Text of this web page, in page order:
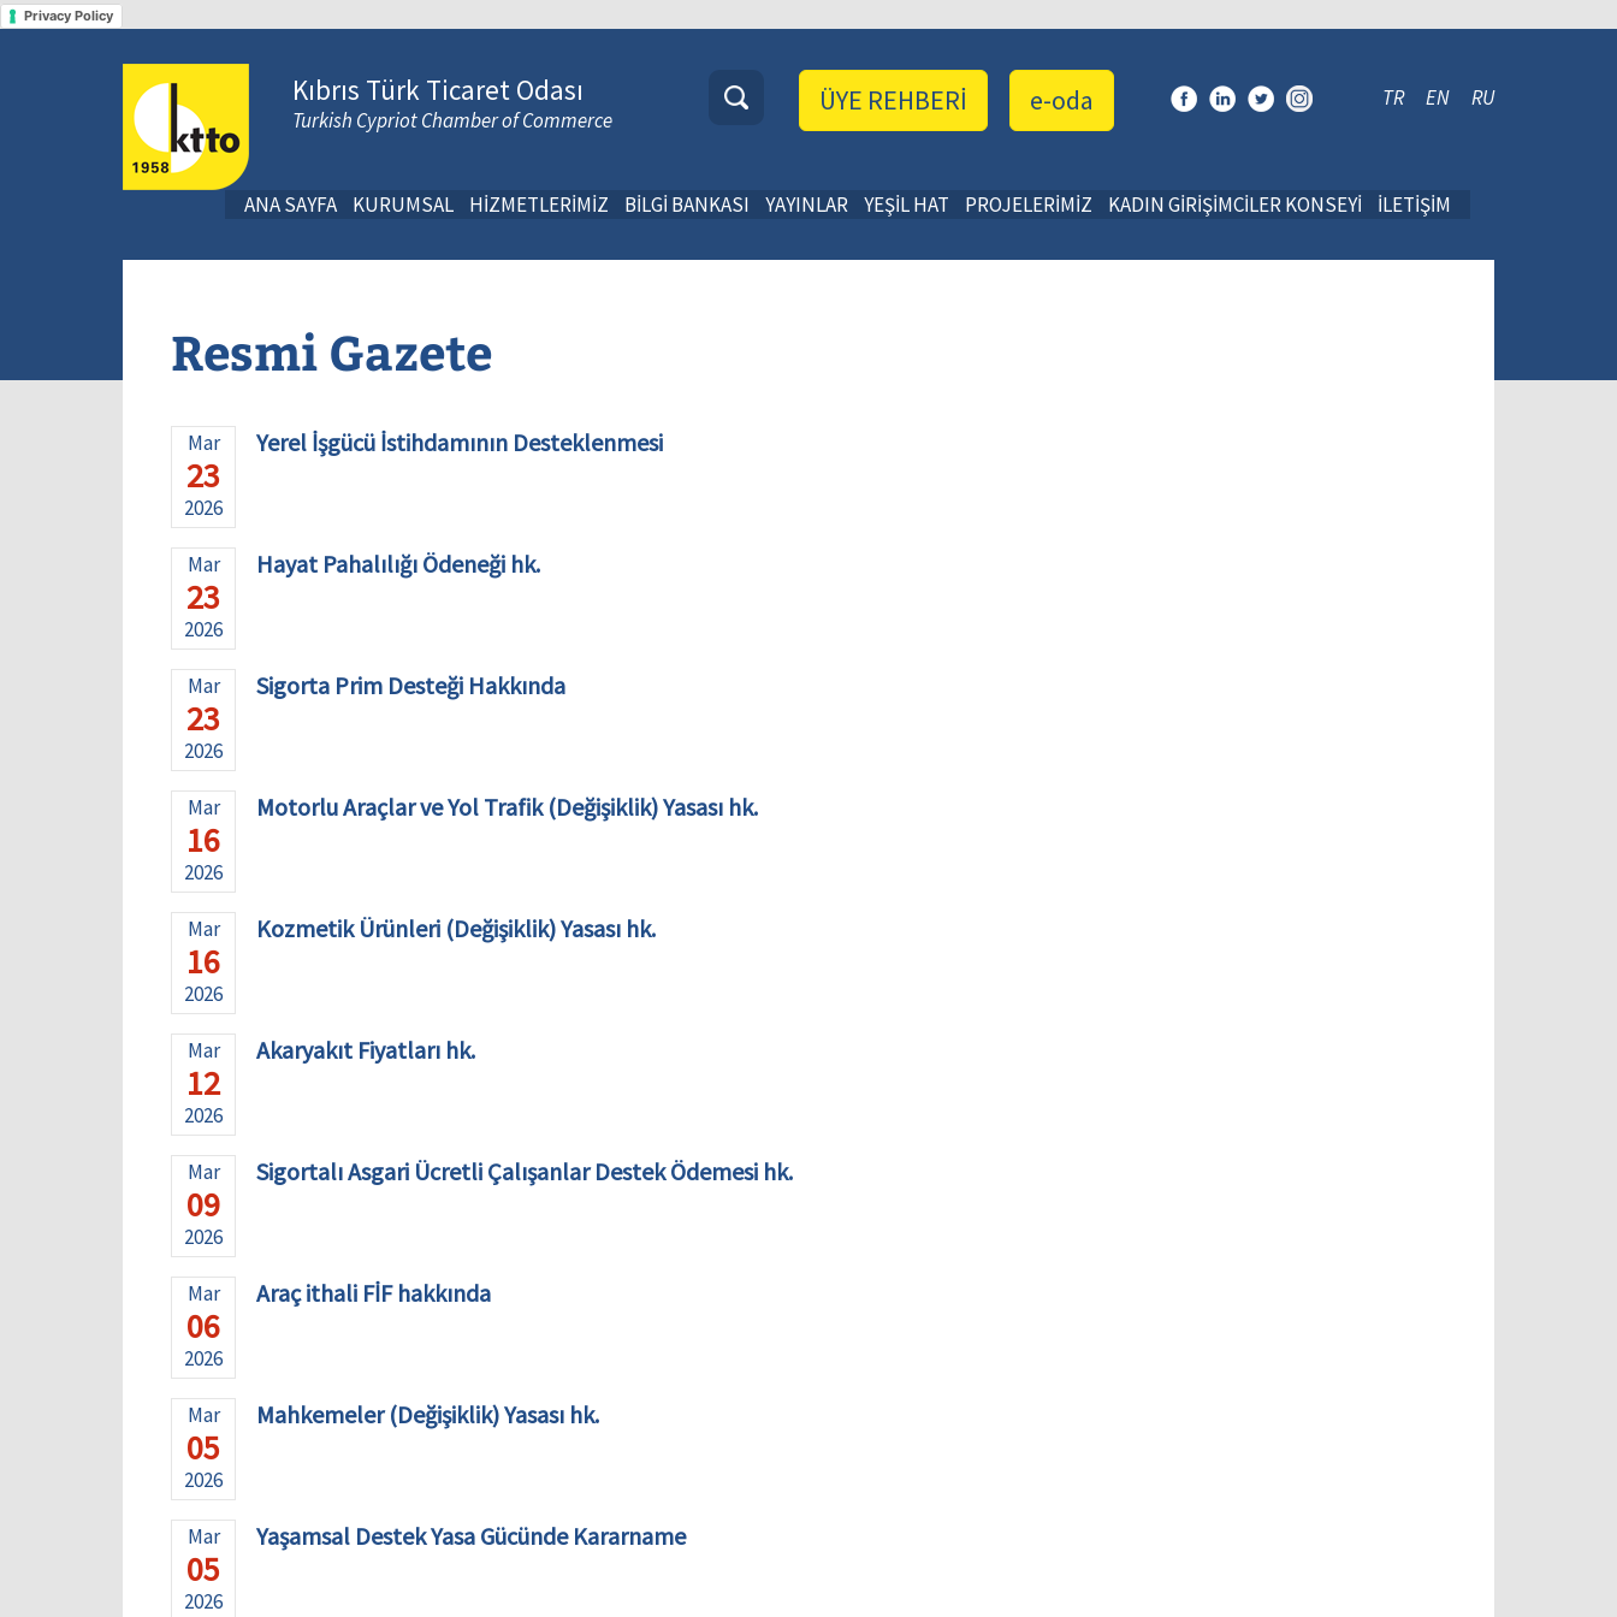
Privacy Policy
Kıbrıs Türk Ticaret Odası
Turkish Cypriot Chamber of Commerce
TR EN RU
e-oda
ÜYE REHBERİ
ANA SAYFA KURUMSAL HİZMETLERİMİZ BİLGİ BANKASI YAYINLAR YEŞİL HAT PROJELERİMİZ KADIN GİRİŞİMCİLER KONSEYİ İLETİŞİM
Resmi Gazete
Mar
23
2026
Yerel İşgücü İstihdamının Desteklenmesi
Mar
23
2026
Hayat Pahalılığı Ödeneği hk.
Mar
23
2026
Sigorta Prim Desteği Hakkında
Mar
16
2026
Motorlu Araçlar ve Yol Trafik (Değişiklik) Yasası hk.
Mar
16
2026
Kozmetik Ürünleri (Değişiklik) Yasası hk.
Mar
12
2026
Akaryakıt Fiyatları hk.
Mar
09
2026
Sigortalı Asgari Ücretli Çalışanlar Destek Ödemesi hk.
Mar
06
2026
Araç ithali FİF hakkında
Mar
05
2026
Mahkemeler (Değişiklik) Yasası hk.
Mar
05
2026
Yaşamsal Destek Yasa Gücünde Kararname